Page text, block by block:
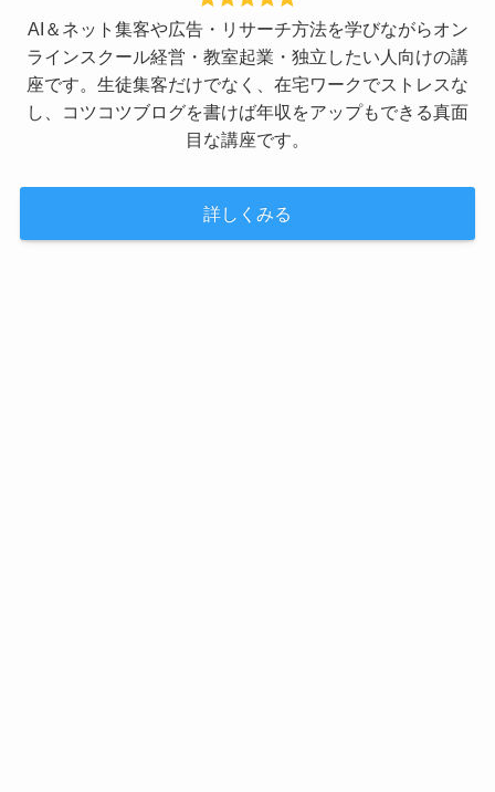
AI＆ネット集客や広告・リサーチ方法を学びながらオン
ラインスクール経営・教室起業・独立したい人向けの講
座です。生徒集客だけでなく、在宅ワークでストレスな
し、コツコツブログを書けば年収をアップもできる真面
目な講座です。
詳しくみる